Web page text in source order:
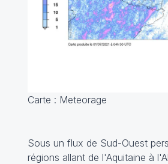
Carte : Meteorage
Sous un flux de Sud-Ouest
régions allant de l'Aquitaine à